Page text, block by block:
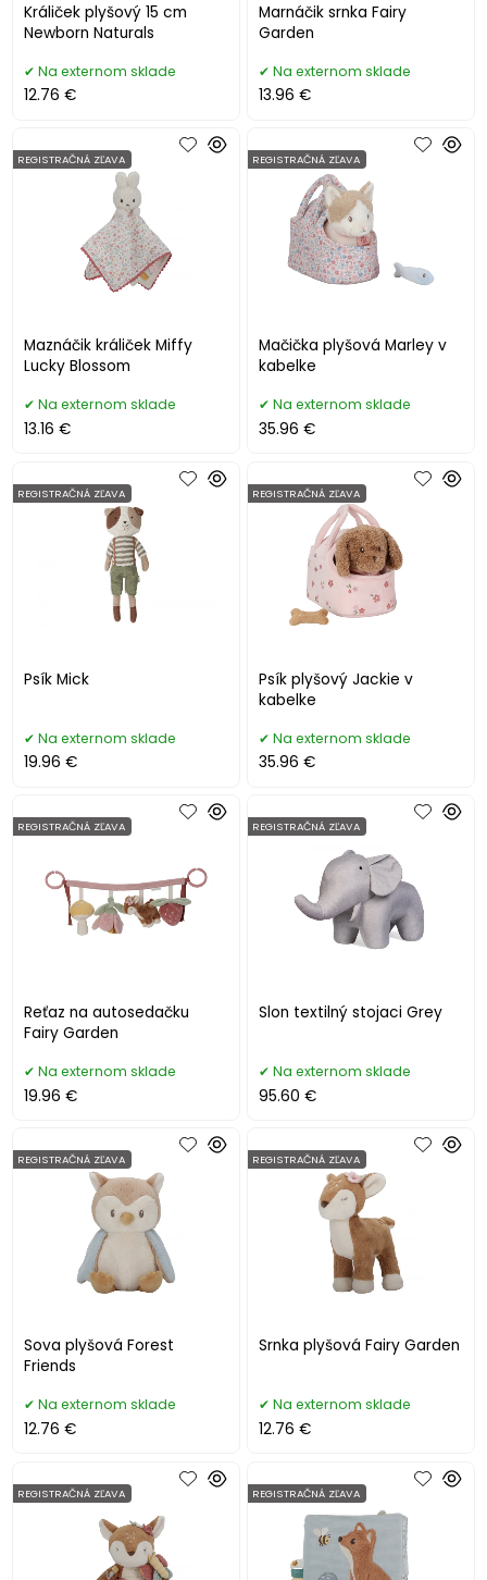
Králiček plyšový 15 cm
Newborn Naturals
Na externom sklade
12.76 €
Marnáčik srnka Fairy
Garden
Na externom sklade
13.96 €
Maznáčik králiček Miffy
Lucky Blossom
REGISTRAČNÁ ZĽAVA
Na externom sklade
13.16 €
Mačička plyšová Marley v
kabelke
REGISTRAČNÁ ZĽAVA
Na externom sklade
35.96 €
Psík Mick
REGISTRAČNÁ ZĽAVA
Na externom sklade
19.96 €
Psík plyšový Jackie v
kabelke
REGISTRAČNÁ ZĽAVA
Na externom sklade
35.96 €
Reťaz na autosedačku
Fairy Garden
REGISTRAČNÁ ZĽAVA
Na externom sklade
19.96 €
Slon textilný stojaci Grey
REGISTRAČNÁ ZĽAVA
Na externom sklade
95.60 €
Sova plyšová Forest
Friends
REGISTRAČNÁ ZĽAVA
Na externom sklade
12.76 €
Srnka plyšová Fairy Garden
REGISTRAČNÁ ZĽAVA
Na externom sklade
12.76 €
REGISTRAČNÁ ZĽAVA REGISTRAČNÁ ZĽAVA